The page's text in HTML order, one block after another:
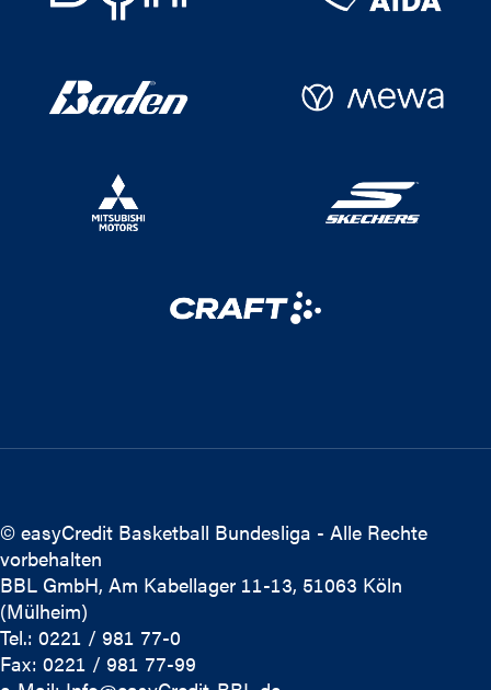
© easyCredit Basketball Bundesliga - Alle Rechte
vorbehalten
BBL GmbH, Am Kabellager 11-13, 51063 Köln
(Mülheim)
Tel.: 0221 / 981 77-0
Fax: 0221 / 981 77-99